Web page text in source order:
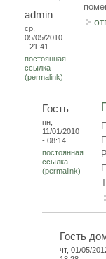
admin
ср,
05/05/2010
- 21:41
постоянная
ссылка
(permalink)
Гость
пн,
11/01/2010
- 08:14
постоянная
ссылка
(permalink)
Гость
чт, 01/05/